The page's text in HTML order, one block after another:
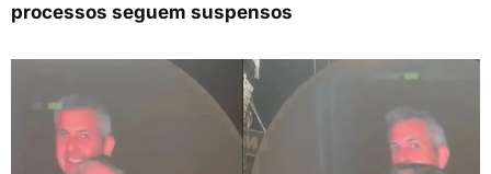
processos seguem suspensos